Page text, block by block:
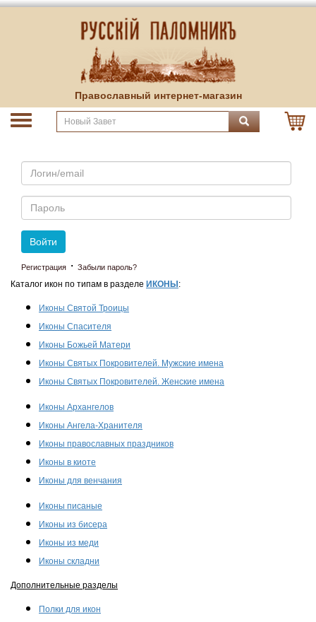
Православный интернет-магазин
Email
Пароль
Войти
Регистрация · Забыли пароль?
Каталог икон по типам в разделе ИКОНЫ :
Иконы Святой Троицы
Иконы Спасителя
Иконы Божьей Матери
Иконы Святых Покровителей. Мужские имена
Иконы Святых Покровителей. Женские имена
Иконы Архангелов
Иконы Ангела-Хранителя
Иконы православных праздников
Иконы в киоте
Иконы для венчания
Иконы писаные
Иконы из бисера
Иконы из меди
Иконы складни
Дополнительные разделы
Полки для икон